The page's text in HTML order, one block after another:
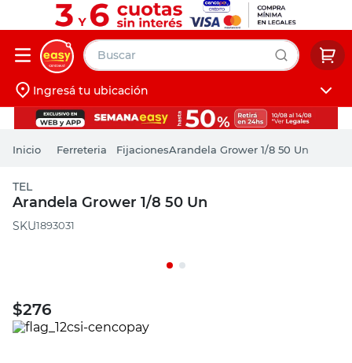
Buscar
Iniciá sesión
Ingresá tu ubicación
Ferreteria FijacionesArandela Grower 1/8 50 Un
TEL
Arandela Grower 1/8 50 Un
:1893031
$276
muebles
pintura
escritorio